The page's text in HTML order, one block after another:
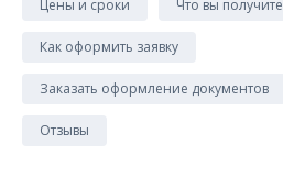
Цены и сроки Что вы получите
Как оформить заявку
Заказать оформление документов
Отзывы